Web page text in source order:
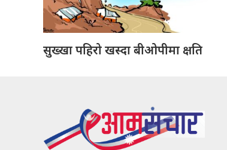
सुख्खा पहिरो खस्दा बीओपीमा क्षति